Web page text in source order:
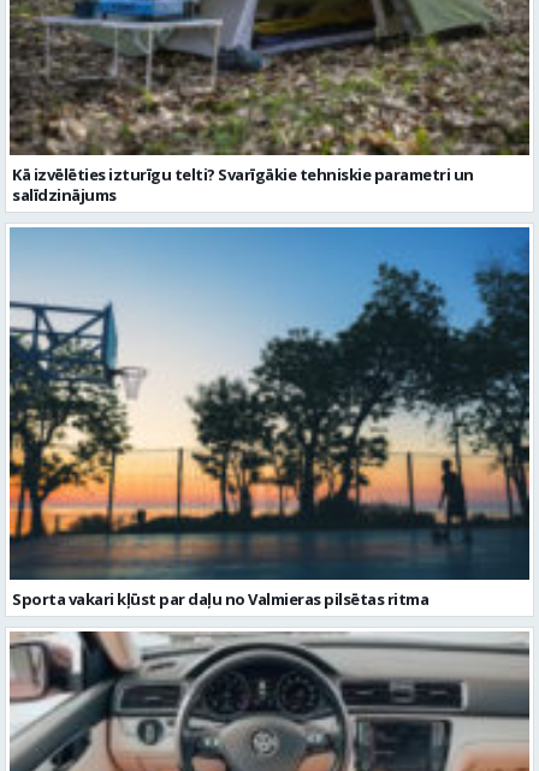
Kā izvēlēties izturīgu telti? Svarīgākie tehniskie parametri un
salīdzinājums
Sporta vakari kļūst par daļu no Valmieras pilsētas ritma